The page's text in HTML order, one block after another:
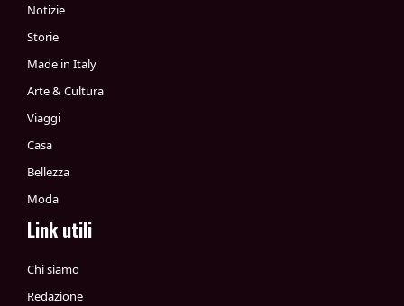
Notizie
Storie
Made in Italy
Arte & Cultura
Viaggi
Casa
Bellezza
Moda
Link utili
Chi siamo
Redazione